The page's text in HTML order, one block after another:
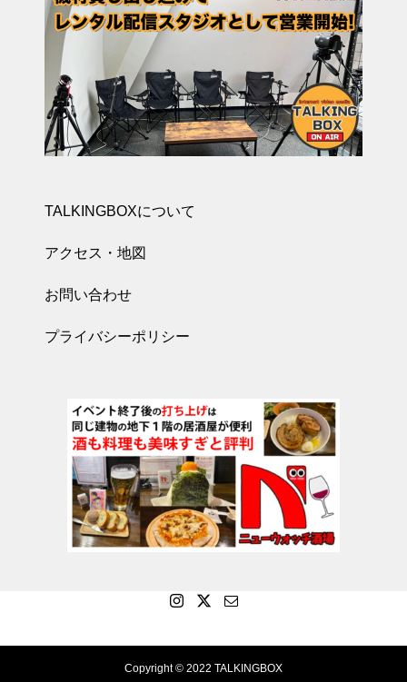
TALKINGBOXについて
アクセス・地図
お問い合わせ
プライバシーポリシー
Copyright © 2022 TALKINGBOX